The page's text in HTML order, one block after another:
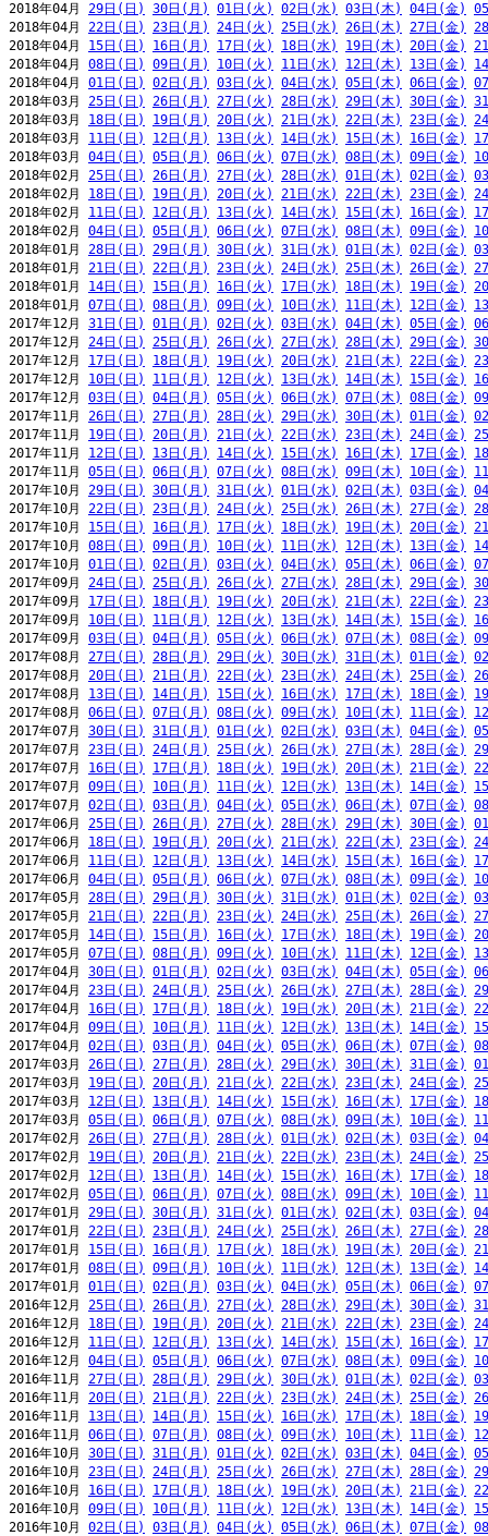
2018年04月 29日(日) 30日(月) 01日(火) 02日(水) 03日(木) 04日(金)
2018年04月 22日(日) 23日(月) 24日(火) 25日(水) 26日(木) 27日(金)
2018年04月 15日(日) 16日(月) 17日(火) 18日(水) 19日(木) 20日(金)
2018年04月 08日(日) 09日(月) 10日(火) 11日(水) 12日(木) 13日(金)
2018年04月 01日(日) 02日(月) 03日(火) 04日(水) 05日(木) 06日(金)
2018年03月 25日(日) 26日(月) 27日(火) 28日(水) 29日(木) 30日(金)
2018年03月 18日(日) 19日(月) 20日(火) 21日(水) 22日(木) 23日(金)
2018年03月 11日(日) 12日(月) 13日(火) 14日(水) 15日(木) 16日(金)
2018年03月 04日(日) 05日(月) 06日(火) 07日(水) 08日(木) 09日(金)
2018年02月 25日(日) 26日(月) 27日(火) 28日(水) 01日(木) 02日(金)
2018年02月 18日(日) 19日(月) 20日(火) 21日(水) 22日(木) 23日(金)
2018年02月 11日(日) 12日(月) 13日(火) 14日(水) 15日(木) 16日(金)
2018年02月 04日(日) 05日(月) 06日(火) 07日(水) 08日(木) 09日(金)
2018年01月 28日(日) 29日(月) 30日(火) 31日(水) 01日(木) 02日(金)
2018年01月 21日(日) 22日(月) 23日(火) 24日(水) 25日(木) 26日(金)
2018年01月 14日(日) 15日(月) 16日(火) 17日(水) 18日(木) 19日(金)
2018年01月 07日(日) 08日(月) 09日(火) 10日(水) 11日(木) 12日(金)
2017年12月 31日(日) 01日(月) 02日(火) 03日(水) 04日(木) 05日(金)
2017年12月 24日(日) 25日(月) 26日(火) 27日(水) 28日(木) 29日(金)
2017年12月 17日(日) 18日(月) 19日(火) 20日(水) 21日(木) 22日(金)
2017年12月 10日(日) 11日(月) 12日(火) 13日(水) 14日(木) 15日(金)
2017年12月 03日(日) 04日(月) 05日(火) 06日(水) 07日(木) 08日(金)
2017年11月 26日(日) 27日(月) 28日(火) 29日(水) 30日(木) 01日(金)
2017年11月 19日(日) 20日(月) 21日(火) 22日(水) 23日(木) 24日(金)
2017年11月 12日(日) 13日(月) 14日(火) 15日(水) 16日(木) 17日(金)
2017年11月 05日(日) 06日(月) 07日(火) 08日(水) 09日(木) 10日(金)
2017年10月 29日(日) 30日(月) 31日(火) 01日(水) 02日(木) 03日(金)
2017年10月 22日(日) 23日(月) 24日(火) 25日(水) 26日(木) 27日(金)
2017年10月 15日(日) 16日(月) 17日(火) 18日(水) 19日(木) 20日(金)
2017年10月 08日(日) 09日(月) 10日(火) 11日(水) 12日(木) 13日(金)
2017年10月 01日(日) 02日(月) 03日(火) 04日(水) 05日(木) 06日(金)
2017年09月 24日(日) 25日(月) 26日(火) 27日(水) 28日(木) 29日(金)
2017年09月 17日(日) 18日(月) 19日(火) 20日(水) 21日(木) 22日(金)
2017年09月 10日(日) 11日(月) 12日(火) 13日(水) 14日(木) 15日(金)
2017年09月 03日(日) 04日(月) 05日(火) 06日(水) 07日(木) 08日(金)
2017年08月 27日(日) 28日(月) 29日(火) 30日(水) 31日(木) 01日(金)
2017年08月 20日(日) 21日(月) 22日(火) 23日(水) 24日(木) 25日(金)
2017年08月 13日(日) 14日(月) 15日(火) 16日(水) 17日(木) 18日(金)
2017年08月 06日(日) 07日(月) 08日(火) 09日(水) 10日(木) 11日(金)
2017年07月 30日(日) 31日(月) 01日(火) 02日(水) 03日(木) 04日(金)
2017年07月 23日(日) 24日(月) 25日(火) 26日(水) 27日(木) 28日(金)
2017年07月 16日(日) 17日(月) 18日(火) 19日(水) 20日(木) 21日(金)
2017年07月 09日(日) 10日(月) 11日(火) 12日(水) 13日(木) 14日(金)
2017年07月 02日(日) 03日(月) 04日(火) 05日(水) 06日(木) 07日(金)
2017年06月 25日(日) 26日(月) 27日(火) 28日(水) 29日(木) 30日(金)
2017年06月 18日(日) 19日(月) 20日(火) 21日(水) 22日(木) 23日(金)
2017年06月 11日(日) 12日(月) 13日(火) 14日(水) 15日(木) 16日(金)
2017年06月 04日(日) 05日(月) 06日(火) 07日(水) 08日(木) 09日(金)
2017年05月 28日(日) 29日(月) 30日(火) 31日(水) 01日(木) 02日(金)
2017年05月 21日(日) 22日(月) 23日(火) 24日(水) 25日(木) 26日(金)
2017年05月 14日(日) 15日(月) 16日(火) 17日(水) 18日(木) 19日(金)
2017年05月 07日(日) 08日(月) 09日(火) 10日(水) 11日(木) 12日(金)
2017年04月 30日(日) 01日(月) 02日(火) 03日(水) 04日(木) 05日(金)
2017年04月 23日(日) 24日(月) 25日(火) 26日(水) 27日(木) 28日(金)
2017年04月 16日(日) 17日(月) 18日(火) 19日(水) 20日(木) 21日(金)
2017年04月 09日(日) 10日(月) 11日(火) 12日(水) 13日(木) 14日(金)
2017年04月 02日(日) 03日(月) 04日(火) 05日(水) 06日(木) 07日(金)
2017年03月 26日(日) 27日(月) 28日(火) 29日(水) 30日(木) 31日(金)
2017年03月 19日(日) 20日(月) 21日(火) 22日(水) 23日(木) 24日(金)
2017年03月 12日(日) 13日(月) 14日(火) 15日(水) 16日(木) 17日(金)
2017年03月 05日(日) 06日(月) 07日(火) 08日(水) 09日(木) 10日(金)
2017年02月 26日(日) 27日(月) 28日(火) 01日(水) 02日(木) 03日(金)
2017年02月 19日(日) 20日(月) 21日(火) 22日(水) 23日(木) 24日(金)
2017年02月 12日(日) 13日(月) 14日(火) 15日(水) 16日(木) 17日(金)
2017年02月 05日(日) 06日(月) 07日(火) 08日(水) 09日(木) 10日(金)
2017年01月 29日(日) 30日(月) 31日(火) 01日(水) 02日(木) 03日(金)
2017年01月 22日(日) 23日(月) 24日(火) 25日(水) 26日(木) 27日(金)
2017年01月 15日(日) 16日(月) 17日(火) 18日(水) 19日(木) 20日(金)
2017年01月 08日(日) 09日(月) 10日(火) 11日(水) 12日(木) 13日(金)
2017年01月 01日(日) 02日(月) 03日(火) 04日(水) 05日(木) 06日(金)
2016年12月 25日(日) 26日(月) 27日(火) 28日(水) 29日(木) 30日(金)
2016年12月 18日(日) 19日(月) 20日(火) 21日(水) 22日(木) 23日(金)
2016年12月 11日(日) 12日(月) 13日(火) 14日(水) 15日(木) 16日(金)
2016年12月 04日(日) 05日(月) 06日(火) 07日(水) 08日(木) 09日(金)
2016年11月 27日(日) 28日(月) 29日(火) 30日(水) 01日(木) 02日(金)
2016年11月 20日(日) 21日(月) 22日(火) 23日(水) 24日(木) 25日(金)
2016年11月 13日(日) 14日(月) 15日(火) 16日(水) 17日(木) 18日(金)
2016年11月 06日(日) 07日(月) 08日(火) 09日(水) 10日(木) 11日(金)
2016年10月 30日(日) 31日(月) 01日(火) 02日(水) 03日(木) 04日(金)
2016年10月 23日(日) 24日(月) 25日(火) 26日(水) 27日(木) 28日(金)
2016年10月 16日(日) 17日(月) 18日(火) 19日(水) 20日(木) 21日(金)
2016年10月 09日(日) 10日(月) 11日(火) 12日(水) 13日(木) 14日(金)
2016年10月 02日(日) 03日(月) 04日(火) 05日(水) 06日(木) 07日(金)